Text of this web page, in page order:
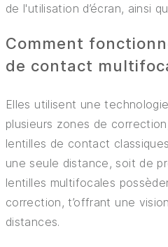
de l'utilisation d’écran, ainsi
Comment
de contact
Elles utilisent une
plusieurs zones de
lentilles de contact
une seule distance, soit de
lentilles multifocales
correction, t’offrant une
distances.